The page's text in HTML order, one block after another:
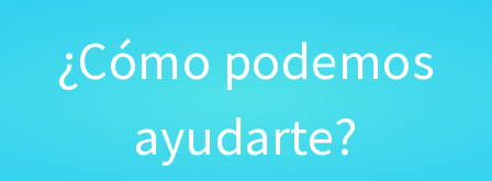
¿Cómo podemos
ayudarte?